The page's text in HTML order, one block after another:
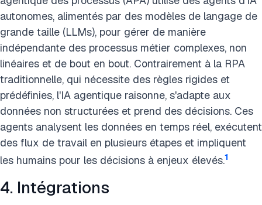
autonomes, alimentés par des modèles de langage de
grande taille (LLMs), pour gérer de manière
indépendante des processus métier complexes, non
linéaires et de bout en bout. Contrairement à la RPA
traditionnelle, qui nécessite des règles rigides et
prédéfinies, l'IA agentique raisonne, s'adapte aux
données non structurées et prend des décisions. Ces
agents analysent les données en temps réel, exécutent
des flux de travail en plusieurs étapes et impliquent
les humains pour les décisions à enjeux élevés.1
4. Intégrations